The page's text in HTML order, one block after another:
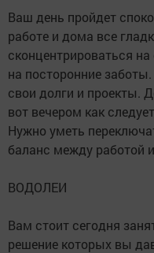
Ваш день пройдет
работе и дома все
сконцентрироваться на
на посторонние
свои долги и проекты.
вот вечером как
Нужно уметь
баланс между работой
ВОДОЛЕИ
Вам стоит сегодня
решение которых вы